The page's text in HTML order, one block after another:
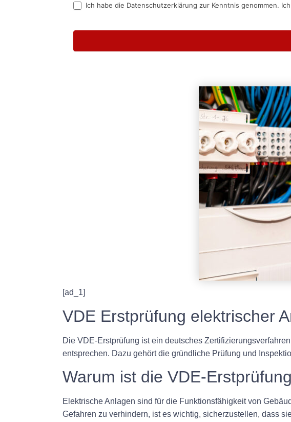
Ich habe die Datenschutzerklärung zur Kenntnis genommen.
[ad_1]
VDE Erstprüfung elektrischer
Die VDE-Erstprüfung ist ein deutsches
entsprechen. Dazu gehört die gründliche Prüfung und
Warum ist die VDE-
Elektrische Anlagen sind für die Funktionsfähigkeit von
Gefahren zu verhindern, ist es wichtig, sicherzustellen, dass